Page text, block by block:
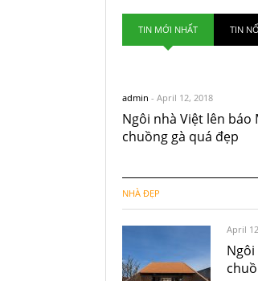
TIN MỚI NHẤT TIN
admin - April 12, 2018
Ngôi nhà Việt lên báo
chuồng gà quá đẹp
NHÀ ĐẸP
April